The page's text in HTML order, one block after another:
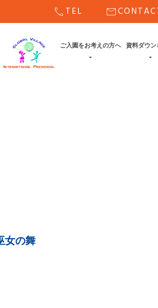
call TEL mail
ご入園をお考えの方へ 資料ダウン
女の舞